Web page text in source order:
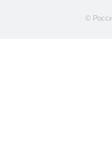
©